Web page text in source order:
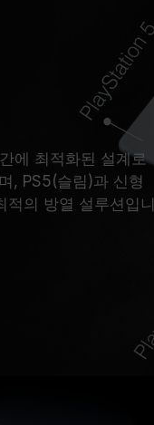
에 최적화된 설계로
, PS5(슬림)과 신형
적의 방열 설루션입니